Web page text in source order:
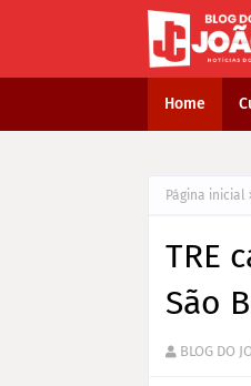
Home
Página inicial
TRE
São
BLOG DO